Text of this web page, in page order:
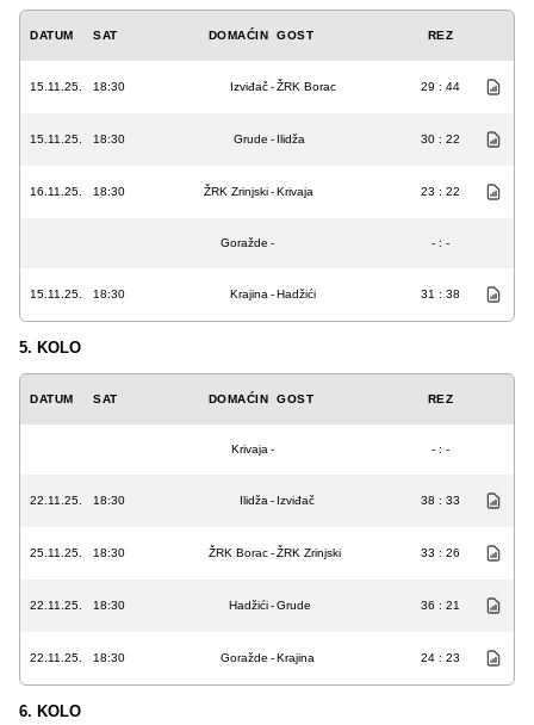
DATUM SAT DOMAĆIN GOST REZ
15.11.25. 18:30 Izviđač-ŽRK Borac 29 : 44
15.11.25. 18:30 Grude - Ilidža 30 : 22
16.11.25. 18:30 ŽRK Zrinjski-Krivaja 23 : 22
Goražde - - : -
15.11.25. 18:30 Krajina -Hadžići 31 : 38
5. KOLO
DATUM SAT DOMAĆIN GOST REZ
Krivaja - - : -
22.11.25. 18:30 Ilidža - Izviđač 38 : 33
25.11.25. 18:30 ŽRK Borac-ŽRK Zrinjski 33 : 26
22.11.25. 18:30 Hadžići-Grude 36 : 21
22.11.25. 18:30 Goražde -Krajina 24 : 23
6. KOLO